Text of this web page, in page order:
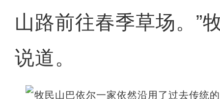
山路前往春季草场。”
说道。